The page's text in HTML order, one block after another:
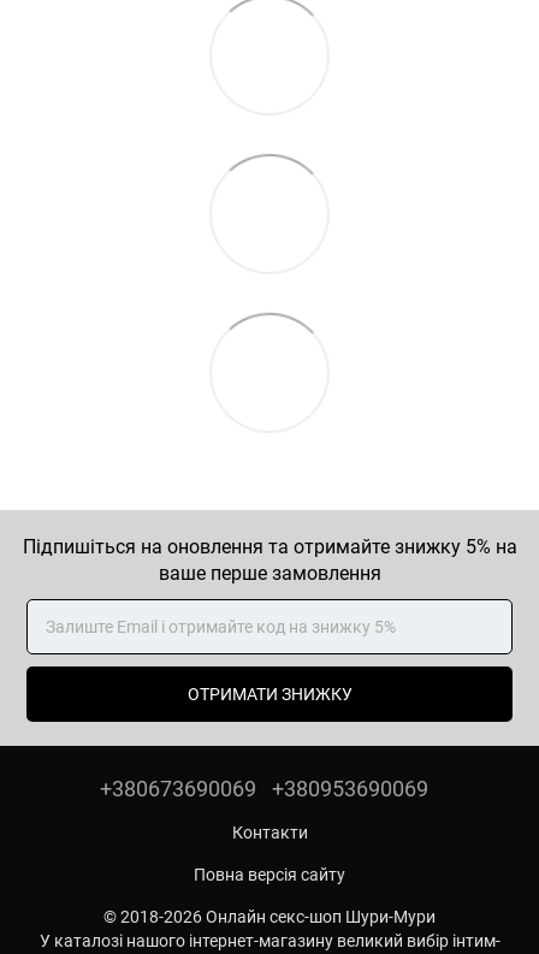
Підпишіться на оновлення та отримайте знижку 5% на
ваше перше замовлення
ОТРИМАТИ ЗНИЖКУ
+380673690069 +380953690069
Контакти
Повна версія сайту
© 2018-2026 Онлайн секс-шоп Шури-Мури
У каталозі нашого інтернет-магазину великий вибір інтим-